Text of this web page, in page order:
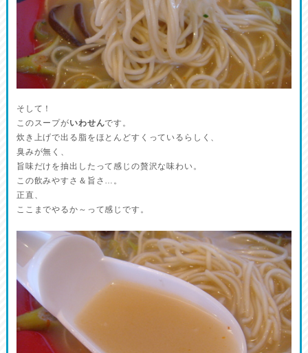
そして！
このスープがいわせんです。
炊き上げで出る脂をほとんどすくっているらしく、
臭みが無く、
旨味だけを抽出したって感じの贅沢な味わい。
この飲みやすさ＆旨さ…。
正直、
ここまでやるか～って感じです。